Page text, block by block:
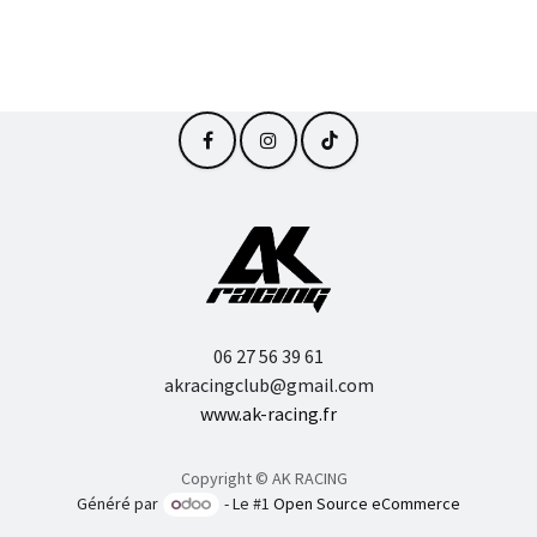
06 27 56 39 61
akracingclub@gmail.com
www.ak-racing.fr
Copyright © AK RACING
Généré par
- Le #1 Open Source eCommerce